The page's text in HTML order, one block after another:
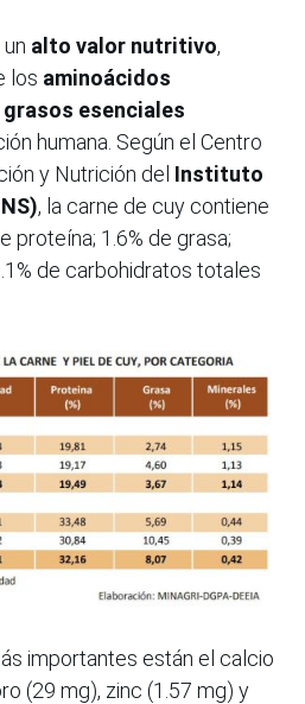
alto valor nutritivo,
los aminoácidos
esenciales
humana. Según el Centro
y Nutrición del Instituto
, la carne de cuy contiene
proteína; 1.6% de grasa;
de carbohidratos totales
importantes están el calcio
(29 mg), zinc (1.57 mg) y